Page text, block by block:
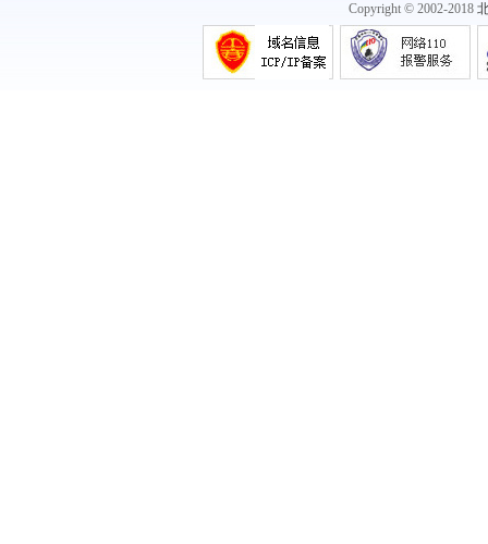
Copyright © 2002-2018